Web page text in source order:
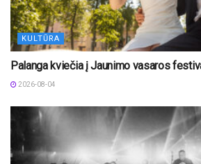
KULTŪRA
Palanga kviečia į Jaunimo vasaros
2026-08-04